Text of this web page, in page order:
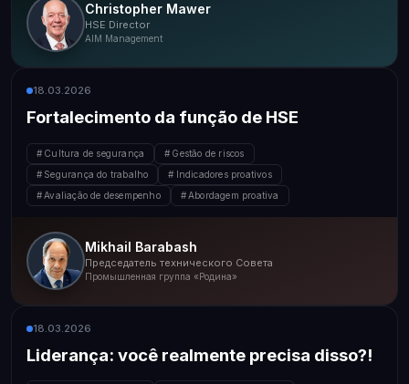
Christopher Mawer
HSE Director
AIM Management
18.03.2026
Fortalecimento da função de HSE
Cultura de segurança
Gestão de riscos
Segurança do trabalho
Indicadores proativos
Avaliação de desempenho
Abordagem proativa
Mikhail Barabash
Председатель технического Совета
Промышленная группа «Родина»
18.03.2026
Liderança: você realmente precisa disso?!